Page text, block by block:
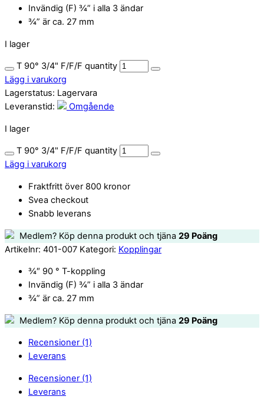
Invändig (F) ¾” i alla 3 ändar
¾” är ca. 27 mm
I lager
T 90° 3/4" F/F/F quantity
Lägg i varukorg
Lagerstatus: Lagervara
Leveranstid:
Omgående
I lager
T 90° 3/4" F/F/F quantity
Lägg i varukorg
Fraktfritt över 800 kronor
Svea checkout
Snabb leverans
Medlem? Köp denna produkt och tjäna 29 Poäng
Artikelnr: 401-007 Kategori: Kopplingar
¾″ 90 ° T-koppling
Invändig (F) ¾” i alla 3 ändar
¾” är ca. 27 mm
Medlem? Köp denna produkt och tjäna 29 Poäng
Recensioner (1)
Leverans
Recensioner (1)
Leverans